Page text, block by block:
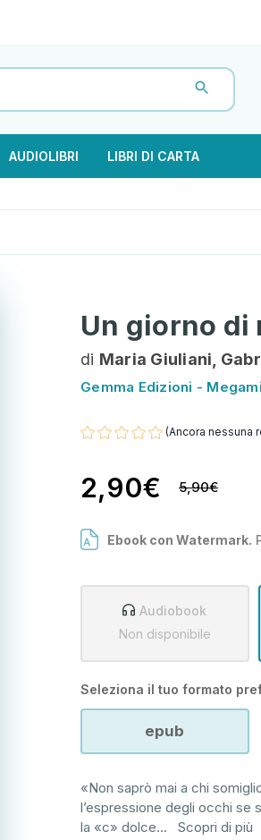
AUDIOLIBRI LIBRI DI CARTA
Un giorno di
di Maria Giuliani,
Gemma Edizioni -
(Ancora nessuna
5,90€
2,90€
Ebook con Watermark.
Audiobook
Non disponibile
Seleziona il tuo formato
epub
«Non saprò mai a chi
l’espressione degli occhi se
la «c» dolce... Scopri di più